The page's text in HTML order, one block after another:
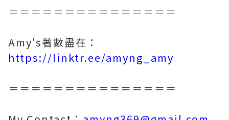
＝＝＝＝＝＝＝＝＝＝＝＝＝＝＝
Amy's著數盡在：
https://linktr.ee/amyng_amy
＝＝＝＝＝＝＝＝＝＝＝＝＝＝＝